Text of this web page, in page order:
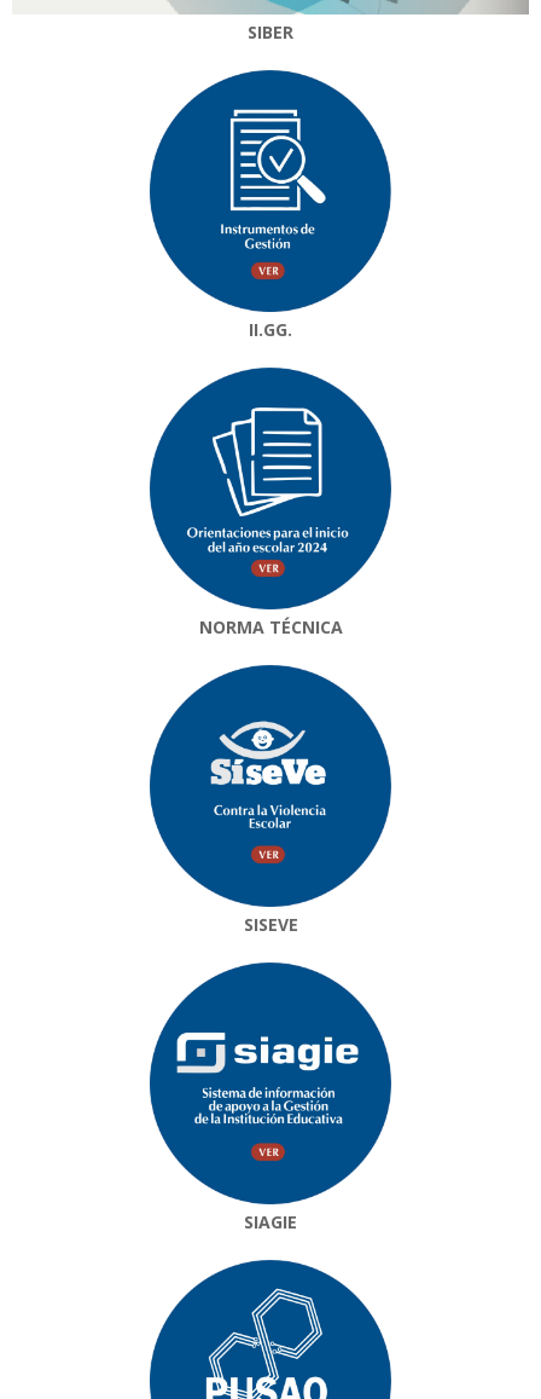
SIBER
II.GG.
NORMA TÉCNICA
SISEVE
SIAGIE